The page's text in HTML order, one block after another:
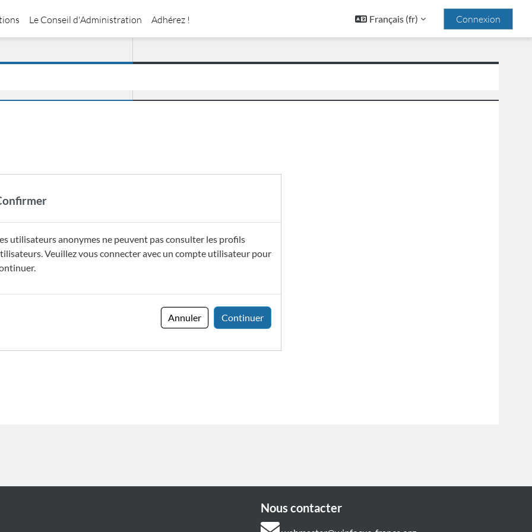
Le Conseil d'Administration Adhérez ! Français ‎(fr)‎ Connexion
utilisateurs anonymes ne peuvent pas consulter les profils
Veuillez vous connecter avec un compte utilisateur pour
Annuler Continuer
Nous contacter